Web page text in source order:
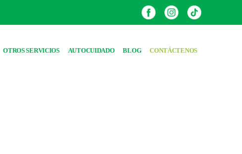
OTROS SERVICIOS AUTOCUIDADO BLOG CONTÁCTENOS